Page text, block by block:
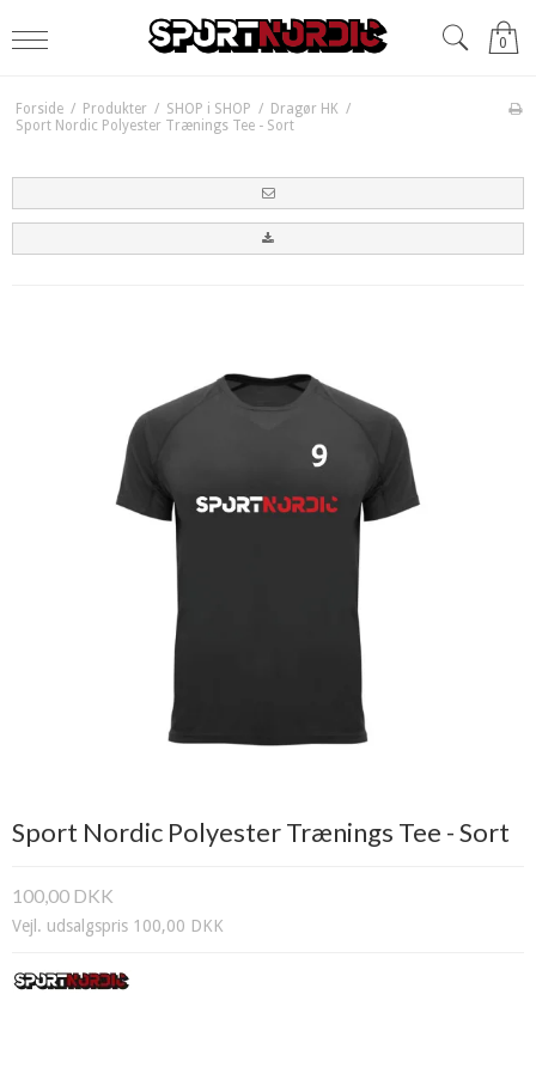
0
Forside / Produkter / SHOP i SHOP / Dragør HK /
Sport Nordic Polyester Trænings Tee - Sort
Sport Nordic Polyester Trænings Tee - Sort
100,00 DKK
Vejl. udsalgspris 100,00 DKK